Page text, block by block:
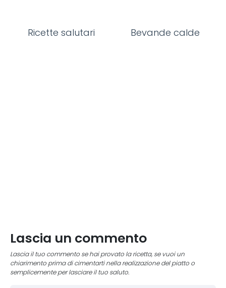
Ricette salutari Bevande calde
Lascia un commento
Lascia il tuo commento se hai provato la ricetta, se vuoi un
chiarimento prima di cimentarti nella realizzazione del piatto o
semplicemente per lasciare il tuo saluto.